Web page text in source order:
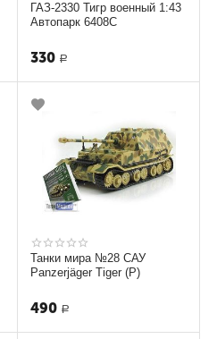
ГАЗ-2330 Тигр военный 1:43
Автопарк 6408С
330 Р
Танки мира №28 САУ
Panzerjäger Tiger (P)
490 Р